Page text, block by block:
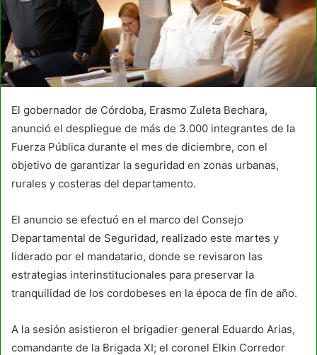
El gobernador de Córdoba, Erasmo Zuleta Bechara,
anunció el despliegue de más de 3.000 integrantes de la
Fuerza Pública durante el mes de diciembre, con el
objetivo de garantizar la seguridad en zonas urbanas,
rurales y costeras del departamento.
El anuncio se efectuó en el marco del Consejo
Departamental de Seguridad, realizado este martes y
liderado por el mandatario, donde se revisaron las
estrategias interinstitucionales para preservar la
tranquilidad de los cordobeses en la época de fin de año.
A la sesión asistieron el brigadier general Eduardo Arias,
comandante de la Brigada XI; el coronel Elkin Corredor